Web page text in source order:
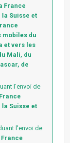
France
Suisse et
mobiles du
et vers les
Mali, du
de
l'envoi de
Suisse et
l'envoi de
France